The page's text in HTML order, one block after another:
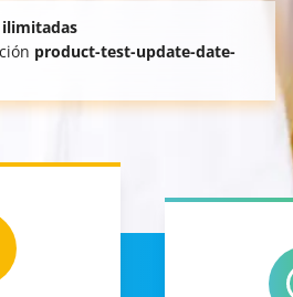
ilimitadas
product-test-update-date-